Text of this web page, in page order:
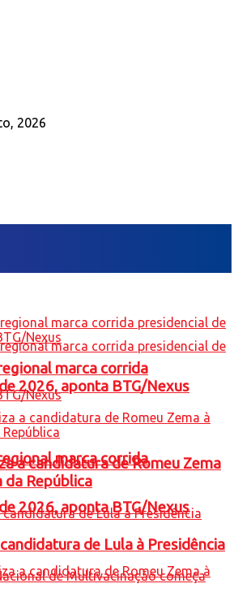
2026
marca corrida
2026, aponta BTG/Nexus
marca corrida
2026, aponta BTG/Nexus
a candidatura de Romeu Zema
da República
de Lula à Presidência